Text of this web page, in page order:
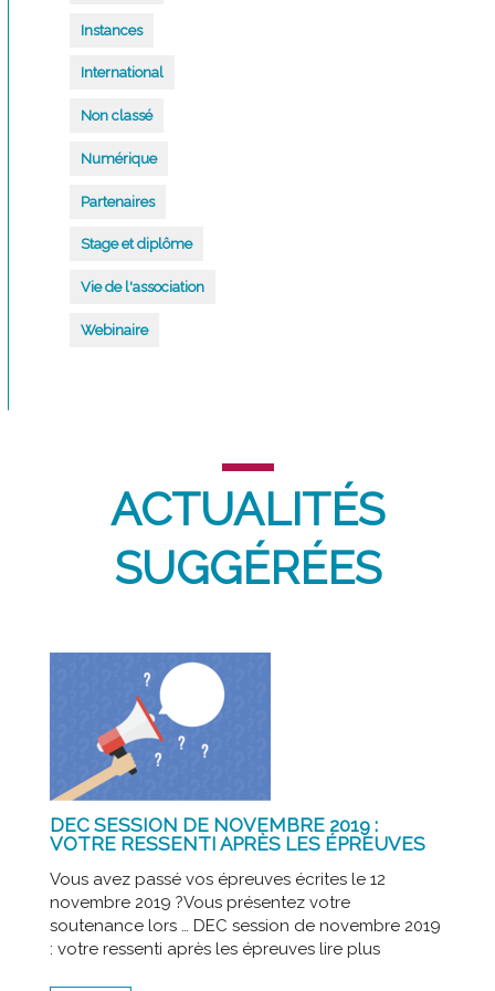
Instances
International
Non classé
Numérique
Partenaires
Stage et diplôme
Vie de l'association
Webinaire
ACTUALITÉS
SUGGÉRÉES
DEC SESSION DE NOVEMBRE 2019 :
VOTRE RESSENTI APRÈS LES ÉPREUVES
Vous avez passé vos épreuves écrites le 12
novembre 2019 ?Vous présentez votre
soutenance lors … DEC session de novembre 2019
: votre ressenti après les épreuves lire plus